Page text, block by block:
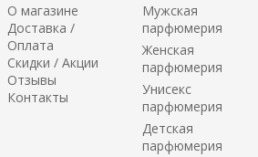
О магазине
Доставка /
Оплата
Скидки / Акции
Отзывы
Контакты
Мужская
парфюмерия
Женская
парфюмерия
Унисекс
парфюмерия
Детская
парфюмерия